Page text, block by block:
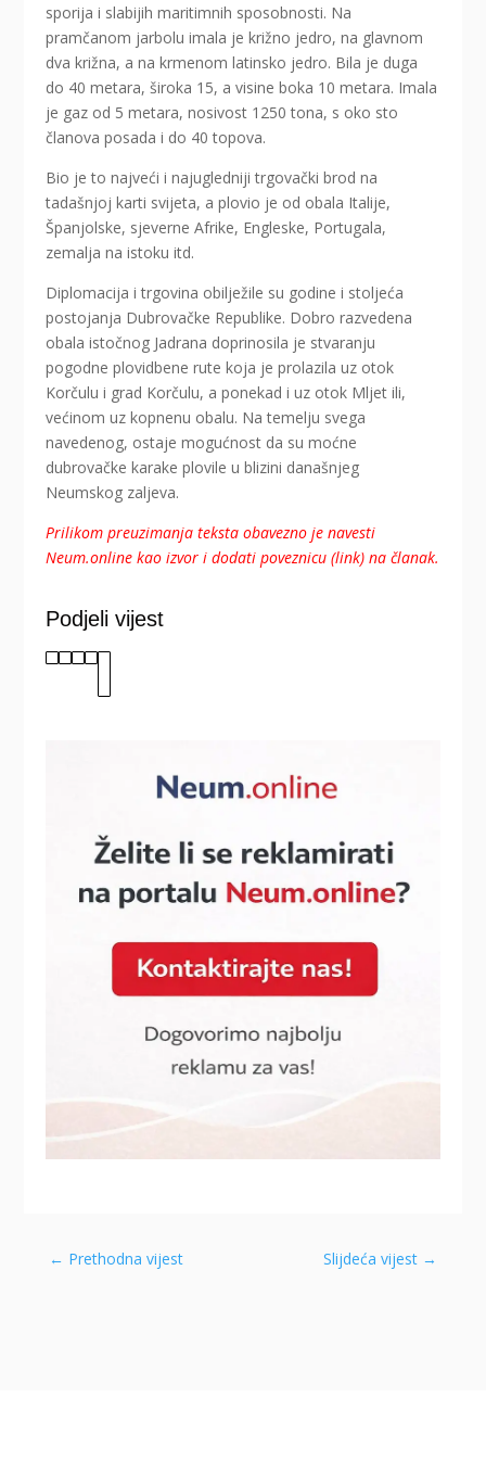
sporija i slabijih maritimnih sposobnosti. Na
pramčanom jarbolu imala je križno jedro, na glavnom
dva križna, a na krmenom latinsko jedro. Bila je duga
do 40 metara, široka 15, a visine boka 10 metara. Imala
je gaz od 5 metara, nosivost 1250 tona, s oko sto
članova posada i do 40 topova.
Bio je to najveći i najugledniji trgovački brod na
tadašnjoj karti svijeta, a plovio je od obala Italije,
Španjolske, sjeverne Afrike, Engleske, Portugala,
zemalja na istoku itd.
Diplomacija i trgovina obilježile su godine i stoljeća
postojanja Dubrovačke Republike. Dobro razvedena
obala istočnog Jadrana doprinosila je stvaranju
pogodne plovidbene rute koja je prolazila uz otok
Korčulu i grad Korčulu, a ponekad i uz otok Mljet ili,
većinom uz kopnenu obalu. Na temelju svega
navedenog, ostaje mogućnost da su moćne
dubrovačke karake plovile u blizini današnjeg
Neumskog zaljeva.
Prilikom preuzimanja teksta obavezno je navesti
Neum.online kao izvor i dodati poveznicu (link) na članak.
Podjeli vijest
← Prethodna vijest Slijdeća vijest →